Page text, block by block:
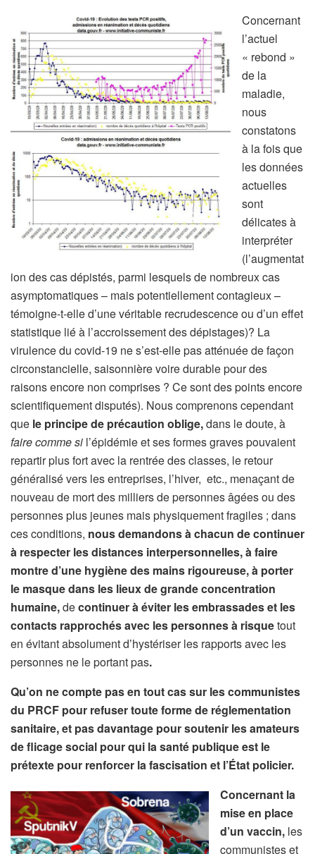
Concernant
l’actuel
« rebond »
de la
maladie,
nous
constatons
à la fois que
les données
actuelles
sont
délicates à
interpréter
(l’augmentat
ion des cas dépistés, parmi lesquels de nombreux cas
asymptomatiques – mais potentiellement contagieux –
témoigne-t-elle d’une véritable recrudescence ou d’un effet
statistique lié à l’accroissement des dépistages)? La
virulence du covid-19 ne s’est-elle pas atténuée de façon
circonstancielle, saisonnière voire durable pour des
raisons encore non comprises ? Ce sont des points encore
scientifiquement disputés). Nous comprenons cependant
que le principe de précaution oblige,dans le doute, à
faire comme si l’épidémie et ses formes graves pouvaient
repartir plus fort avec la rentrée des classes, le retour
généralisé vers les entreprises, l’hiver, etc., menaçant de
nouveau de mort des milliers de personnes âgées ou des
personnes plus jeunes mais physiquement fragiles ; dans
ces conditions, nous demandons à chacun de continuer
à respecter les distances interpersonnelles, à faire
montre d’une hygiène des mains rigoureuse, à porter
le masque dans les lieux de grande concentration
humaine,decontinuer à éviter les embrassades et les
contacts rapprochés avec les personnes à risquetout
en évitant absolument d’hystériser les rapports avec les
personnes ne le portant pas.
Qu’on ne compte pas en tout cas sur les communistes
du PRCF pour refuser toute forme de réglementation
sanitaire, et pas davantage pour soutenir les amateurs
de flicage social pour qui la santé publique est le
prétexte pour renforcer la fascisation et l’État policier.
Concernant la
mise en place
d’un vaccin, les
communistes et